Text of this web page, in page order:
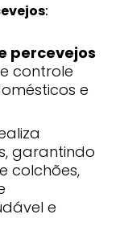
:
percevejos
controle
e
garantindo
colchões,
e